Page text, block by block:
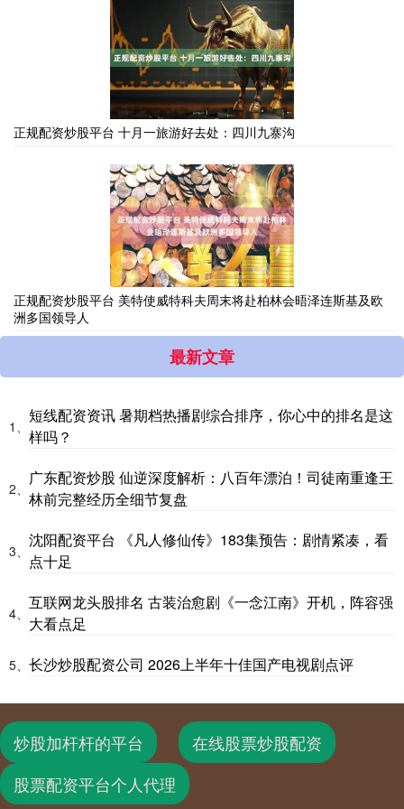
正规配资炒股平台 十月一旅游好去处：四川九寨沟
正规配资炒股平台 美特使威特科夫周末将赴柏林会晤泽连斯基及欧
洲多国领导人
最新文章
1、
短线配资资讯 暑期档热播剧综合排序，你心中的排名是这
样吗？
2、
广东配资炒股 仙逆深度解析：八百年漂泊！司徒南重逢王
林前完整经历全细节复盘
3、
沈阳配资平台 《凡人修仙传》183集预告：剧情紧凑，看
点十足
4、
互联网龙头股排名 古装治愈剧《一念江南》开机，阵容强
大看点足
5、 长沙炒股配资公司 2026上半年十佳国产电视剧点评
炒股加杆杆的平台
在线股票炒股配资
股票配资平台个人代理